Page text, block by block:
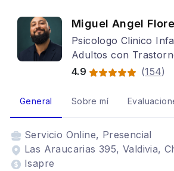
Miguel Angel
Psicologo Clinico
Adultos con
4.9
(154)
General Sobre mí
Servicio Online, Presencial
Las Araucarias 395, Valdivia,
Isapre